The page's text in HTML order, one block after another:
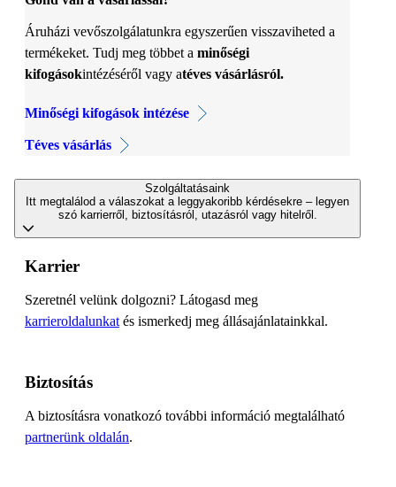
Áruházi vevőszolgálatunkra egyszerűen visszaviheted a
termékeket. Tudj meg többet a minőségi
kifogásokintézéséről vagy atéves vásárlásról.
Minőségi kifogások intézése
Téves vásárlás
Szolgáltatásaink
Itt megtalálod a válaszokat a leggyakoribb kérdésekre – legyen
szó karrierről, biztosításról, utazásról vagy hitelről.
Karrier
Szeretnél velünk dolgozni? Látogasd meg
karrieroldalunkat és ismerkedj meg állásajánlatainkkal.
Biztosítás
A biztosításra vonatkozó további információ megtalálható
partnerünk oldalán.